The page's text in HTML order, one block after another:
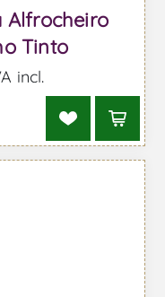
Alfrocheiro
Tinto
incl.